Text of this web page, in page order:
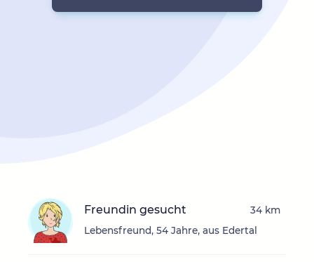
Freundin gesucht
Lebensfreund, 54 Jahre, aus Edertal
34 km